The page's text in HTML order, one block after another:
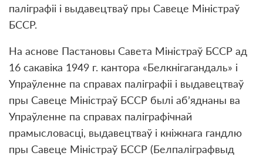
паліграфіі і выдавецтваў пры Савеце Міністраў
БССР.
На аснове Пастановы Савета Міністраў БССР ад
16 сакавіка 1949 г. кантора «Белкнігагандаль» і
Упраўленне па справах паліграфіі і выдавецтваў
пры Савеце Міністраў БССР былі аб’яднаны ва
Упраўленне па справах паліграфічнай
прамысловасці, выдавецтваў і кніжнага гандлю
пры Савеце Міністраў БССР (Белпаліграфвыд